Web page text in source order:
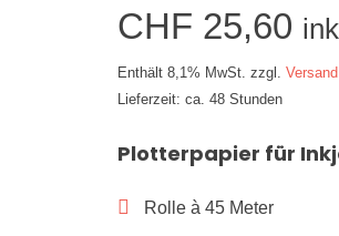
CHF 25,60
Enthält 8,1% MwSt. zzgl. Versand
Lieferzeit: ca. 48 Stunden
Plotterpapier für
Rolle à 45 Meter